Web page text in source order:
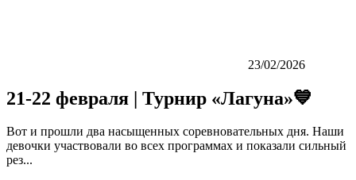
23/02/2026
21-22 февраля | Турнир «Лагуна»💙
Вот и прошли два насыщенных соревновательных дня. Наши
девочки участвовали во всех программах и показали сильный
рез...